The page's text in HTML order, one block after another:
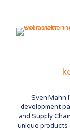
Sven Mahn
development
and Supply
unique products